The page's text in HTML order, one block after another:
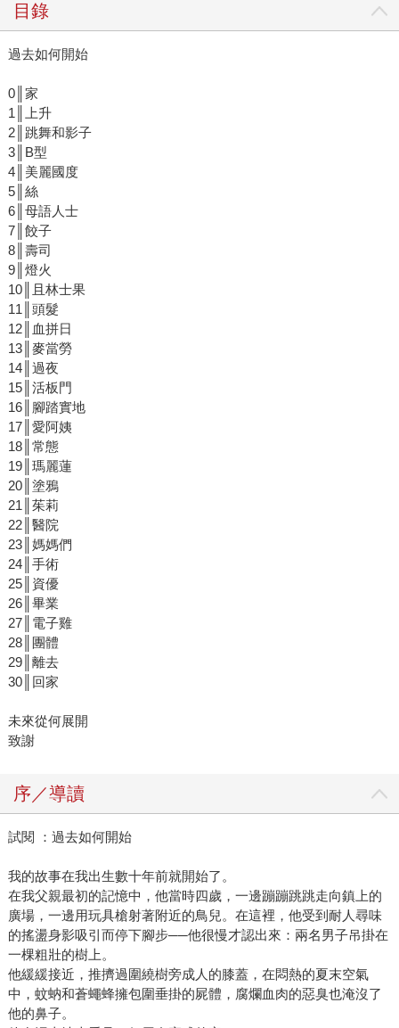
目錄
過去如何開始
0║家
1║上升
2║跳舞和影子
3║B型
4║美麗國度
5║絲
6║母語人士
7║餃子
8║壽司
9║燈火
10║且林士果
11║頭髮
12║血拼日
13║麥當勞
14║過夜
15║活板門
16║腳踏實地
17║愛阿姨
18║常態
19║瑪麗蓮
20║塗鴉
21║茱莉
22║醫院
23║媽媽們
24║手術
25║資優
26║畢業
27║電子雞
28║團體
29║離去
30║回家
未來從何展開
致謝
序／導讀
試閱 ：過去如何開始
我的故事在我出生數十年前就開始了。
在我父親最初的記憶中，他當時四歲，一邊蹦蹦跳跳走向鎮上的
廣場，一邊用玩具槍射著附近的鳥兒。在這裡，他受到耐人尋味
的搖盪身影吸引而停下腳步──他很慢才認出來：兩名男子吊掛在
一棵粗壯的樹上。
他緩緩接近，推擠過圍繞樹旁成人的膝蓋，在悶熱的夏末空氣
中，蚊蚋和蒼蠅蜂擁包圍垂掛的屍體，腐爛血肉的惡臭也淹沒了
他的鼻子。